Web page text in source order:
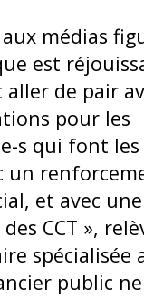
médias
est
de pair
pour les
s qui font les
un
et avec
CCT »,
spécialisée
public